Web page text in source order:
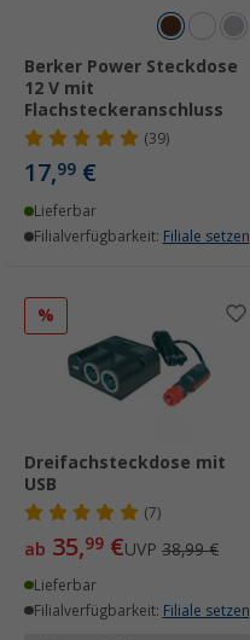
Berker Power Steckdose
12 V mit
Flachsteckeranschluss
(39)
17,99 €
Lieferbar
Filialverfügbarkeit: Filiale setzen
%
Dreifachsteckdose mit
USB
(7)
ab 35,99 €UVP 38,99 €
Lieferbar
Filialverfügbarkeit: Filiale setzen